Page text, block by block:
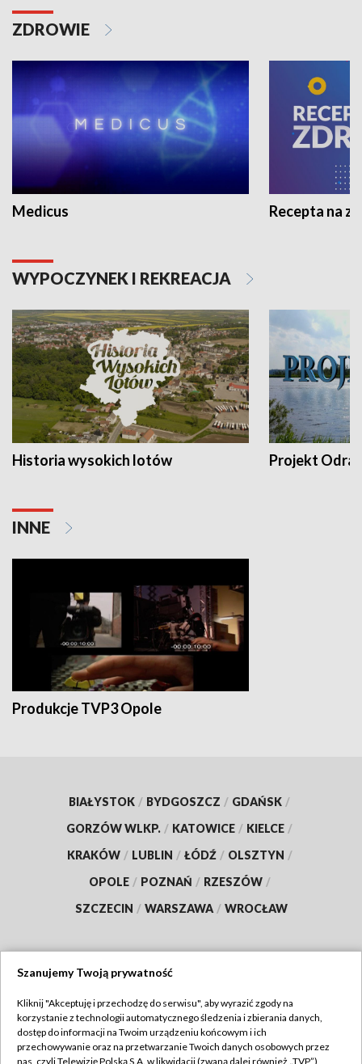
ZDROWIE
Medicus Recepta na
WYPOCZYNEK I REKREACJA
Historia wysokich lotów Projekt Odra
INNE
Produkcje TVP3 Opole
BIAŁYSTOK / BYDGOSZCZ / GDAŃSK /
GORZÓW WLKP. / KATOWICE / KIELCE /
KRAKÓW / LUBLIN / ŁÓDŹ / OLSZTYN /
OPOLE / POZNAŃ / RZESZÓW /
SZCZECIN / WARSZAWA / WROCŁAW
TVP
Abonament TVP
Regulamin TVP
Szanujemy Twoją prywatność
Kliknij "Akceptuję i przechodzę do serwisu", aby wyrazić zgody na
korzystanie z technologii automatycznego śledzenia i zbierania danych,
dostęp do informacji na Twoim urządzeniu końcowym i ich
przechowywanie oraz na przetwarzanie Twoich danych osobowych przez
nas, czyli Telewizję Polską S.A. w likwidacji (zwaną dalej również „TVP”),